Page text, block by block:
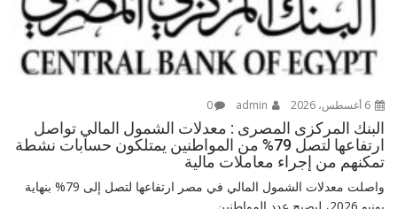
6 أغسطس، 2026 0
البنك المركزى المصرى : معدلات الشمول المالي تواصل
ارتفاعها لتصل 79% من المواطنين يمتلكون حسابات نشطة
تمكنهم من إجراء معاملات مالية
واصلت معدلات الشمول المالي في مصر ارتفاعها لتصل إلى 79% بنهاية
يونيو 2026، ليصبح عدد المواطنين...